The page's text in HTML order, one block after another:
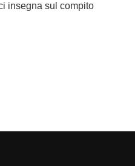
insegna sul compito